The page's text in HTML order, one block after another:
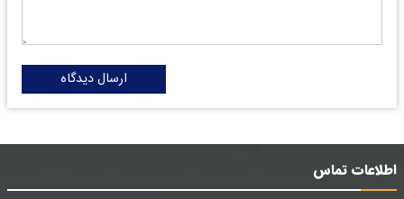
ارسال دیدگاه
اطلاعات تماس